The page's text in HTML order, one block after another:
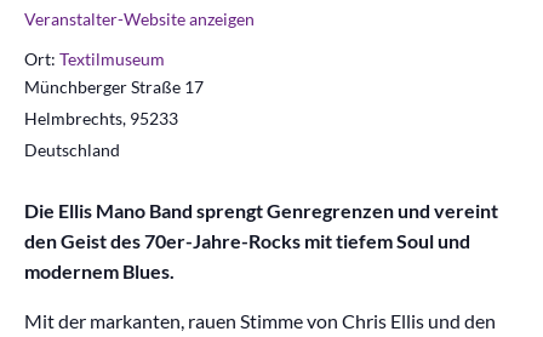
Ort: Textilmuseum
Münchberger Straße 17
Helmbrechts, 95233
Deutschland
Veranstalter-Website anzeigen
Die Ellis Mano Band sprengt Genregrenzen und vereint
den Geist des 70er-Jahre-Rocks mit tiefem Soul und
modernem Blues.
Mit der markanten, rauen Stimme von Chris Ellis und den